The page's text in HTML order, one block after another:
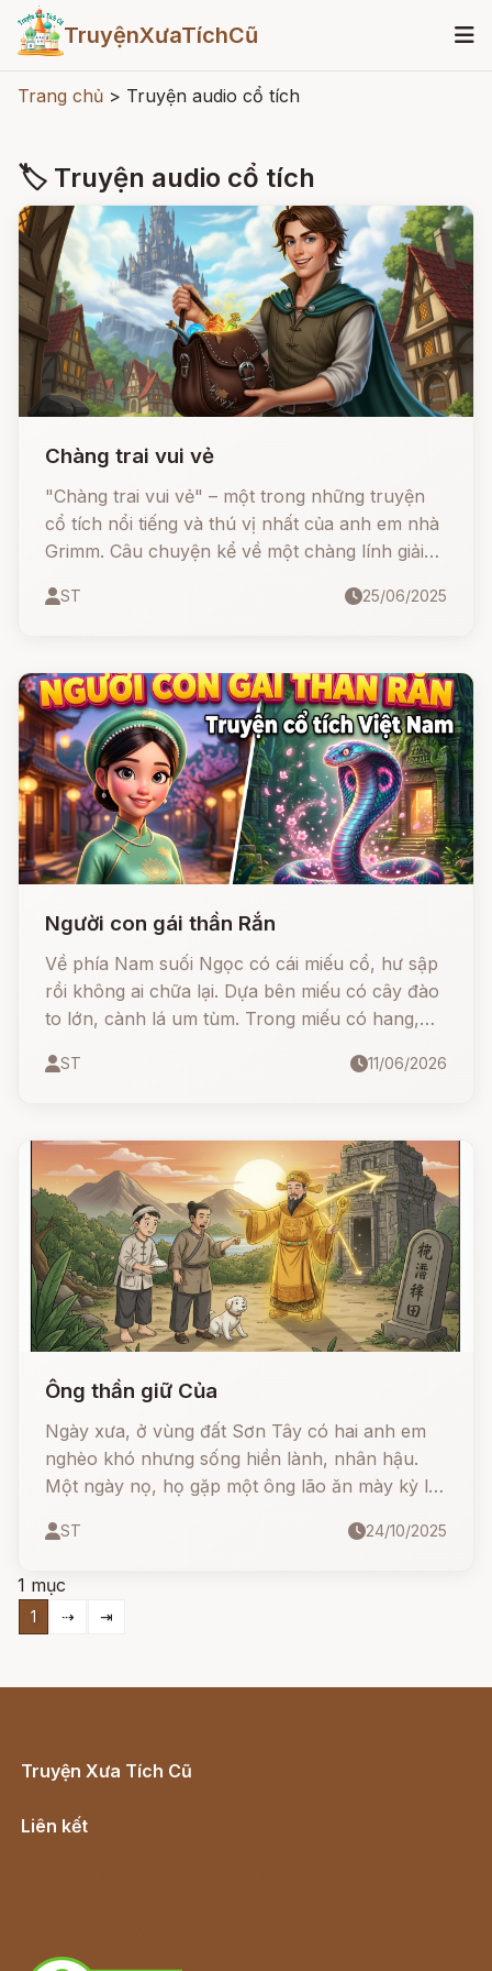
TruyệnXưaTíchCũ
Trang chủ > Truyện audio cổ tích
🏷 Truyện audio cổ tích
Chàng trai vui vẻ
"Chàng trai vui vẻ" – một trong những truyện
cổ tích nổi tiếng và thú vị nhất của anh em nhà
Grimm. Câu chuyện kể về một chàng lính giải
không ngại giúp đỡ người khác. Với chiếc túi
ST 25/06/2025
Người con gái thần Rắn
Về phía Nam suối Ngọc có cái miếu cổ, hư sập
rồi không ai chữa lại. Dựa bên miếu có cây đào
to lớn, cành lá um tùm. Trong miếu có hang,
to lớn không biết ngần nào. Rắn sống lâu năm,
ST 11/06/2026
Ông thần giữ Của
Ngày xưa, ở vùng đất Sơn Tây có hai anh em
nghèo khó nhưng sống hiền lành, nhân hậu.
Một ngày nọ, họ gặp một ông lão ăn mày kỳ lạ
cửa kho vàng đang thử lòng người phàm...
ST 24/10/2025
1 mục
1 ⇢ ⇥
Truyện Xưa Tích Cũ
Liên kết